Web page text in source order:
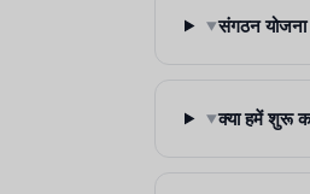
▾संगठन
▾क्या हमें शुरू